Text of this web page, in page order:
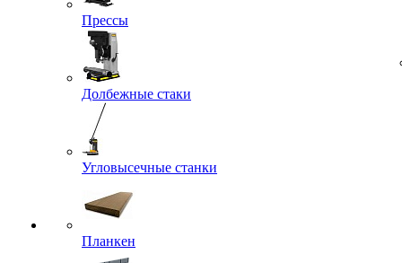
Прессы
Долбежные стаки
Угловысечные станки
Планкен